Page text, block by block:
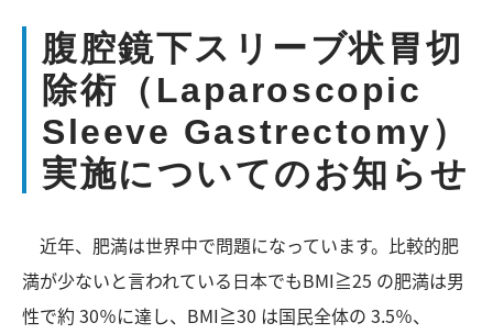
腹腔鏡下スリーブ状胃切
除術（Laparoscopic
Sleeve Gastrectomy）
実施についてのお知らせ
近年、肥満は世界中で問題になっています。比較的肥
満が少ないと言われている日本でもBMI≧25 の肥満は男
性で約 30％に達し、BMI≧30 は国民全体の 3.5％、